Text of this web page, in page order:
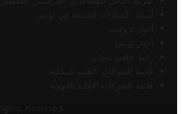
أسعار السيارات الجديدة في تونس
أخبار تروفيت
أخبار تونس
رابط خلفي مجاني
قائمة الشركات الأهلية المحلية
قائمة الشركات الأهلية الجهوية
Reserved.